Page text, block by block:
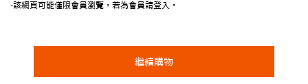
-該網頁可能僅限會員瀏覽，若為會員請登入。
繼續購物